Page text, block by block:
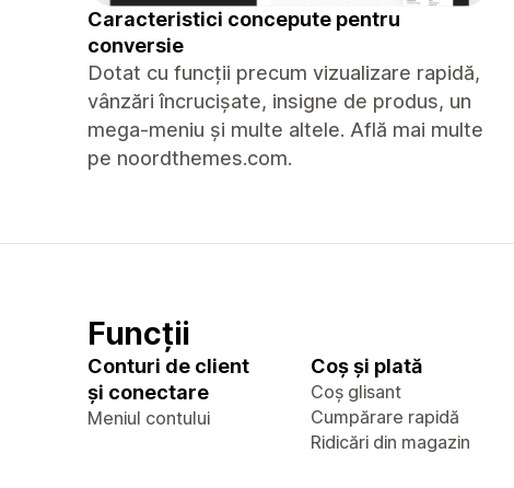
Caracteristici concepute pentru
conversie
Dotat cu funcții precum vizualizare rapidă,
vânzări încrucișate, insigne de produs, un
mega-meniu și multe altele. Află mai multe
pe noordthemes.com.
Funcții
Conturi de client
și conectare
Meniul contului
Coș și plată
Coș glisant
Cumpărare rapidă
Ridicări din magazin